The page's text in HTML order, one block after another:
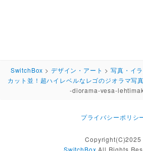
SwitchBox > デザイン・アート >写真・イ
カット並！超ハイレベルなレゴのジオラマ写
-diorama-vesa-
プライバシーポリシ
Copyright(C)2025
SwitchBox All Rights